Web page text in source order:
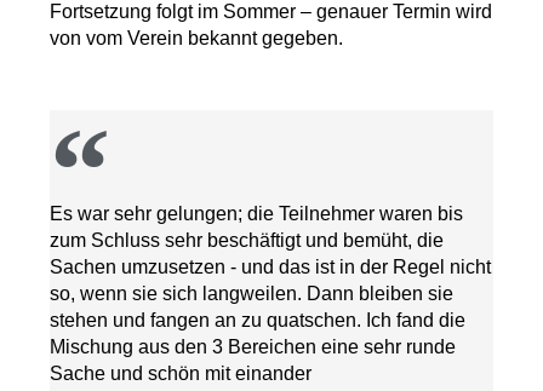
Fortsetzung folgt im Sommer – genauer Termin wird
von vom Verein bekannt gegeben.
Es war sehr gelungen; die Teilnehmer waren bis
zum Schluss sehr beschäftigt und bemüht, die
Sachen umzusetzen - und das ist in der Regel nicht
so, wenn sie sich langweilen. Dann bleiben sie
stehen und fangen an zu quatschen. Ich fand die
Mischung aus den 3 Bereichen eine sehr runde
Sache und schön mit einander